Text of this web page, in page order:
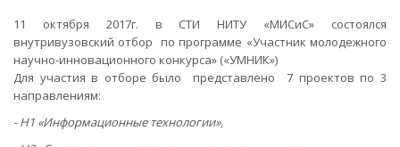
11 октября 2017г. в СТИ НИТУ «МИСиС» состоялся
внутривузовский отбор по программе «Участник молодежного
научно-инновационного конкурса» («УМНИК»)
Для участия в отборе было представлено 7 проектов по 3
направлениям:
- Н1 «Информационные технологии»,